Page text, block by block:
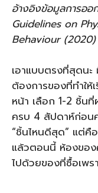
อ้างอิงข้อมูลการอ
Guidelines on
Behaviour (2020)
เอาแบบตรงที่สุดน
ต้องการของที่ทำให้
หน้า เลือก 1-2 ชิ้น
ครบ 4 สัปดาห์ก่อน
“ชิ้นไหนดีสุด” แต่คือ
แล้วตอนนี้ ห้องขอ
ไปด้วยของที่ซื้อเพร